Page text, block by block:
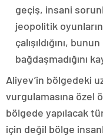
geçiş, insani
jeopolitik
çalışıldığını,
bağdaşmadığını
Aliyev’in bölgedeki
vurgulamasına özel
bölgede yapılacak
için değil bölge